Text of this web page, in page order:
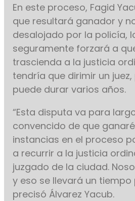
En este proceso, Fagid
que resultará ganador y
desalojado por la policía,
seguramente forzará a
trascienda a la justicia
tendría que dirimir un
puede durar varios años.
“Esta disputa va para
convencido de que
instancias en el proceso
a recurrir a la justicia
juzgado de la ciudad.
y eso se llevará un tiempo
precisó Álvarez Yacub.